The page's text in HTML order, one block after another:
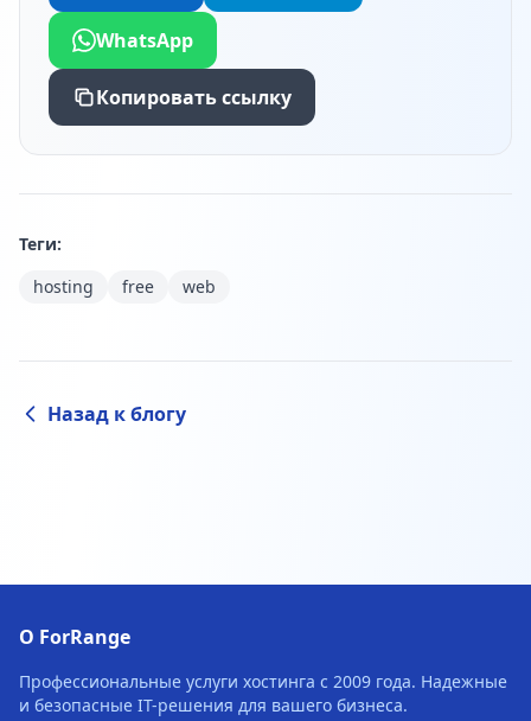
WhatsApp
Копировать ссылку
Теги:
hosting
free web
Назад к блогу
О ForRange
Профессиональные услуги хостинга с 2009 года. Надежные
и безопасные IT-решения для вашего бизнеса.